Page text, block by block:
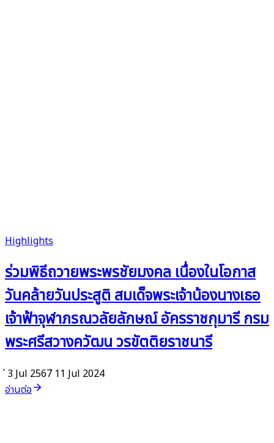
Highlights
ร่วมพิธีถวายพระพรชัยมงคล เนื่องในโอกาส
วันคล้ายวันประสูติ สมเด็จพระเจ้าน้องนางเธอ
เจ้าฟ้าจุฬาภรณวลัยลักษณ์ อัครราชกุมารี กรม
พระศรีสวางควัฒน วรขัตติยราชนารี
่ 3 Jul 2567 ่ 11 Jul 2024
อ่านต่อ